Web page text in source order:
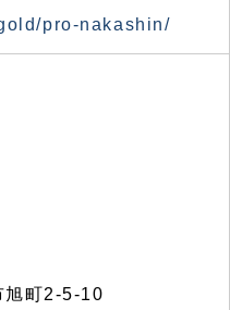
pro-nakashin/
町2-5-10